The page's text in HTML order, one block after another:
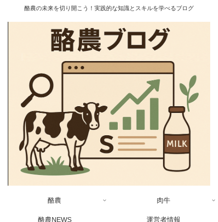
酪農の未来を切り開こう！実践的な知識とスキルを学べるブログ
酪農 肉牛
酪農NEWS 運営者情報